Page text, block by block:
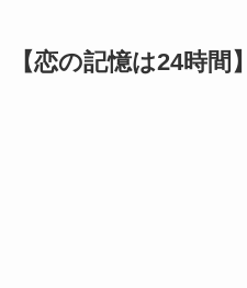
【恋の記憶は24時